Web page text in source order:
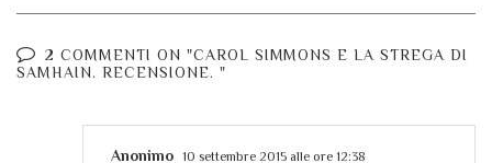
2 COMMENTI ON "CAROL SIMMONS E LA STREGA DI
SAMHAIN. RECENSIONE. "
Anonimo 10 settembre 2015 alle ore 12:38